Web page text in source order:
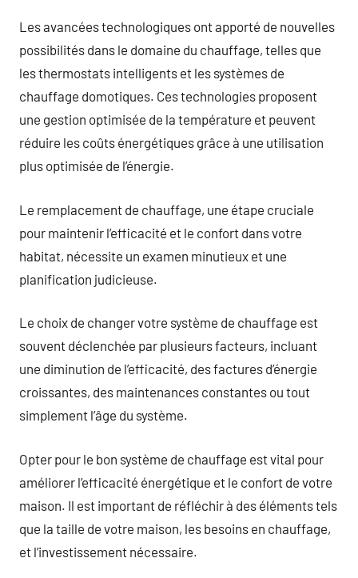
Les avancées technologiques ont apporté de nouvelles
possibilités dans le domaine du chauffage, telles que
les thermostats intelligents et les systèmes de
chauffage domotiques. Ces technologies proposent
une gestion optimisée de la température et peuvent
réduire les coûts énergétiques grâce à une utilisation
plus optimisée de l’énergie.
Le remplacement de chauffage, une étape cruciale
pour maintenir l’efficacité et le confort dans votre
habitat, nécessite un examen minutieux et une
planification judicieuse.
Le choix de changer votre système de chauffage est
souvent déclenchée par plusieurs facteurs, incluant
une diminution de l’efficacité, des factures d’énergie
croissantes, des maintenances constantes ou tout
simplement l’âge du système.
Opter pour le bon système de chauffage est vital pour
améliorer l’efficacité énergétique et le confort de votre
maison. Il est important de réfléchir à des éléments tels
que la taille de votre maison, les besoins en chauffage,
et l’investissement nécessaire.